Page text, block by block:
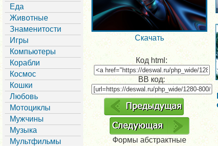
Еда
Животные
Знаменитости
Игры
Компьютеры
Корабли
Космос
Кошки
Любовь
Мотоциклы
Мужчины
Музыка
Мультфильмы
Скачать
Код html:
BB код:
Формы абстрактные